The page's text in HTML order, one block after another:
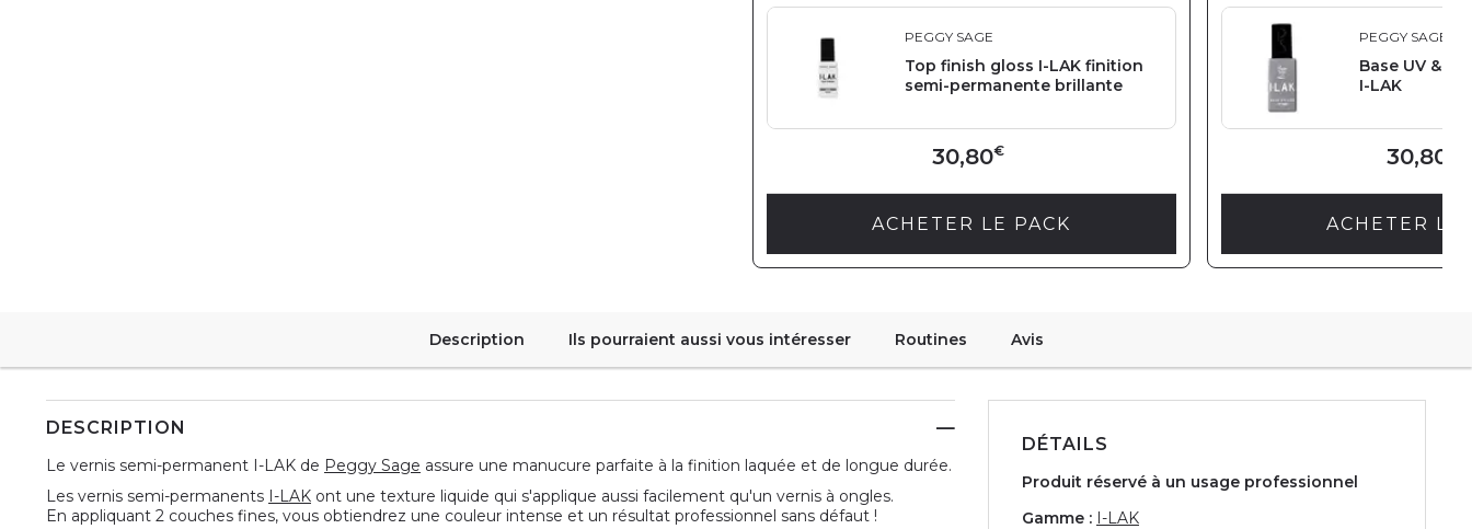
PEGGY SAGE
Top finish gloss I-LAK finition
semi-permanente brillante
30,80€
ACHETER LE PACK
PEGGY SAGE
Base UV &
I-LAK
30,80
ACHETER LE
Description Ils pourraient aussi vous intéresser Routines Avis
DESCRIPTION
Le vernis semi-permanent I-LAK de Peggy Sage assure une manucure parfaite à la finition laquée et de longue durée.
Les vernis semi-permanents I-LAK ont une texture liquide qui s'applique aussi facilement qu'un vernis à ongles.
En appliquant 2 couches fines, vous obtiendrez une couleur intense et un résultat professionnel sans défaut !
DÉTAILS
Produit réservé à un usage professionnel
Gamme : I-LAK